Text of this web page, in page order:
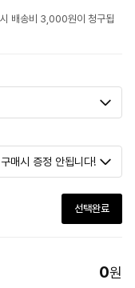
배송비 3,000원이 청구됩
선택완료
0원